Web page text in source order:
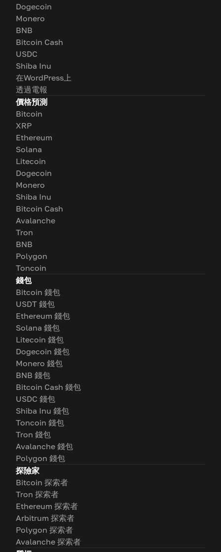
Dogecoin
Monero
BNB
Bitcoin Cash
USDC
Shiba Inu
在WordPress上
透過電報
價格預測
Bitcoin
XRP
Ethereum
Solana
Litecoin
Dogecoin
Monero
Shiba Inu
Bitcoin Cash
Avalanche
Tron
BNB
Polygon
Toncoin
錢包
Bitcoin 錢包
USDT 錢包
Ethereum 錢包
Solana 錢包
Litecoin 錢包
Dogecoin 錢包
Monero 錢包
BNB 錢包
Bitcoin Cash 錢包
USDC 錢包
Shiba Inu 錢包
Toncoin 錢包
Tron 錢包
Avalanche 錢包
Polygon 錢包
探險家
Bitcoin 探索者
Tron 探索者
Ethereum 探索者
Arbitrum 探索者
Polygon 探索者
Avalanche 探索者